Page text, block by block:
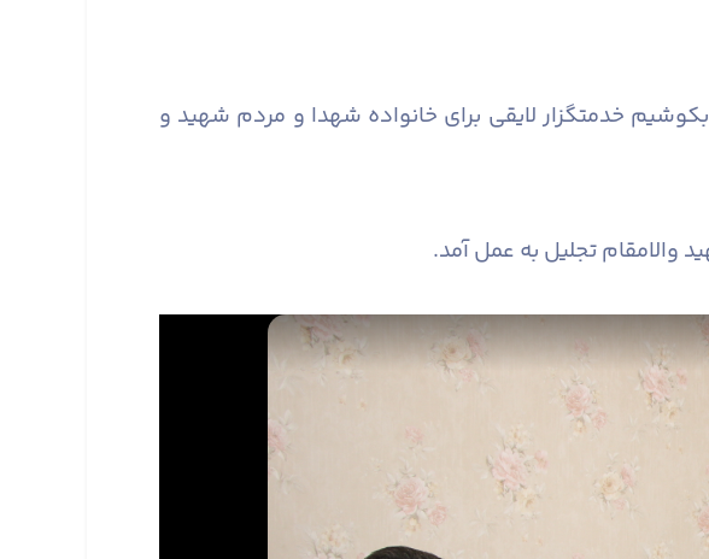
خدمتگزار لایقی برای خانواده شهدا و مردم شهید و
والامقام تجلیل به عمل آمد.